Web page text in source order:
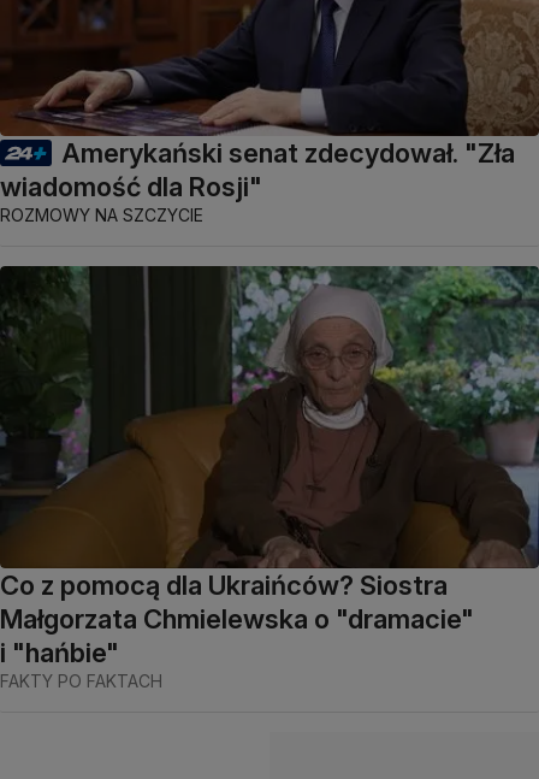
Amerykański senat zdecydował. "Zła
wiadomość dla Rosji"
ROZMOWY NA SZCZYCIE
Co z pomocą dla Ukraińców? Siostra
Małgorzata Chmielewska o "dramacie"
i "hańbie"
FAKTY PO FAKTACH